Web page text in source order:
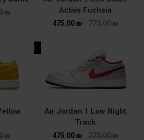
Active Fuchsia
775.00₪
475.00 ₪
₪
SALE
Air Jordan 1 Low Night
Track
775.00₪
475.00 ₪
₪